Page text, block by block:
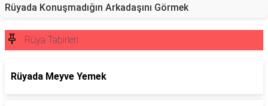
Rüyada Konuşmadığın Arkadaşını Görmek
Rüya Tabirleri
Rüyada Meyve Yemek